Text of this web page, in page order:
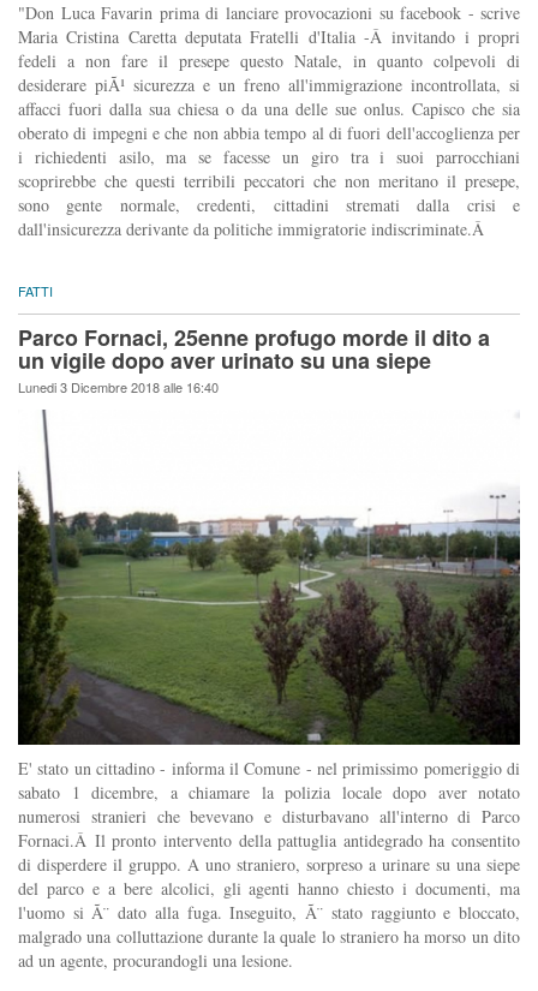
"Don Luca Favarin prima di lanciare provocazioni su facebook - scrive
Maria Cristina Caretta deputata Fratelli d'Italia -Â invitando i propri
fedeli a non fare il presepe questo Natale, in quanto colpevoli di
desiderare piÃ¹ sicurezza e un freno all'immigrazione incontrollata, si
affacci fuori dalla sua chiesa o da una delle sue onlus. Capisco che sia
oberato di impegni e che non abbia tempo al di fuori dell'accoglienza per
i richiedenti asilo, ma se facesse un giro tra i suoi parrocchiani
scoprirebbe che questi terribili peccatori che non meritano il presepe,
sono gente normale, credenti, cittadini stremati dalla crisi e
dall'insicurezza derivante da politiche immigratorie indiscriminate.Â
FATTI
Parco Fornaci, 25enne profugo morde il dito a
un vigile dopo aver urinato su una siepe
Lunedi 3 Dicembre 2018 alle 16:40
E' stato un cittadino - informa il Comune - nel primissimo pomeriggio di
sabato 1 dicembre, a chiamare la polizia locale dopo aver notato
numerosi stranieri che bevevano e disturbavano all'interno di Parco
Fornaci.Â Il pronto intervento della pattuglia antidegrado ha consentito
di disperdere il gruppo. A uno straniero, sorpreso a urinare su una siepe
del parco e a bere alcolici, gli agenti hanno chiesto i documenti, ma
l'uomo si Ã¨ dato alla fuga. Inseguito, Ã¨ stato raggiunto e bloccato,
malgrado una colluttazione durante la quale lo straniero ha morso un dito
ad un agente, procurandogli una lesione.